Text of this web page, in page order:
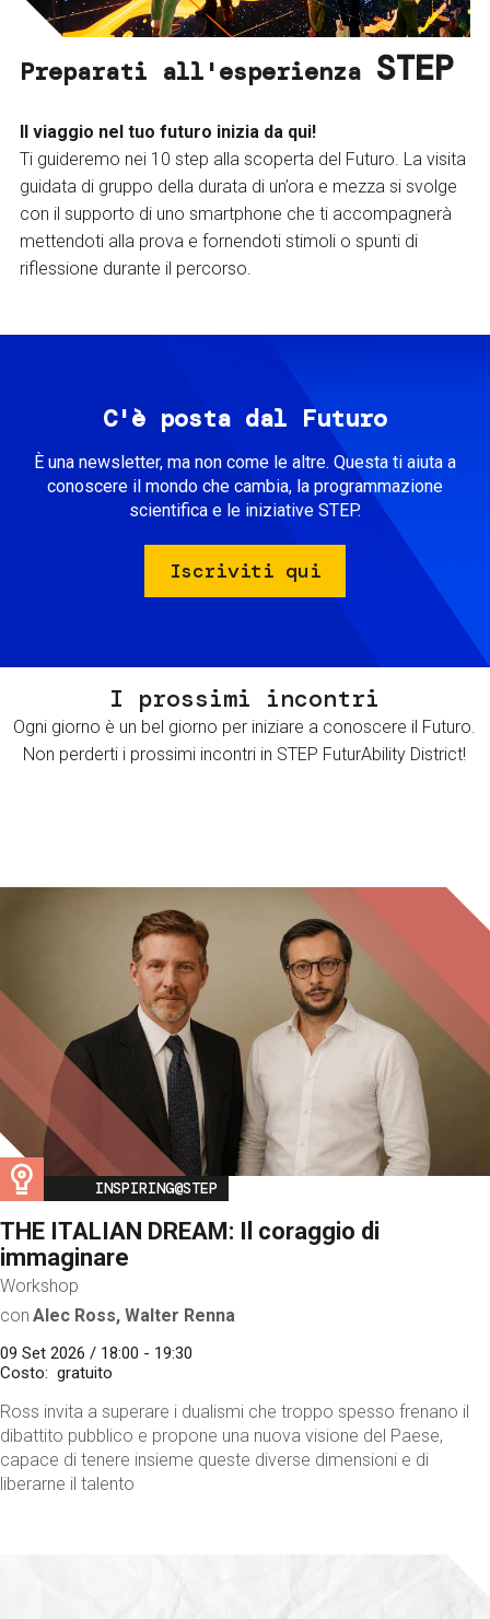
Preparati all'esperienza STEP
Il viaggio nel tuo futuro inizia da qui!
Ti guideremo nei 10 step alla scoperta del Futuro. La visita
guidata di gruppo della durata di un’ora e mezza si svolge
con il supporto di uno smartphone che ti accompagnerà
mettendoti alla prova e fornendoti stimoli o spunti di
riflessione durante il percorso.
C'è posta dal Futuro
È una newsletter, ma non come le altre. Questa ti aiuta a
conoscere il mondo che cambia, la programmazione
scientifica e le iniziative STEP.
Iscriviti qui
I prossimi incontri
Ogni giorno è un bel giorno per iniziare a conoscere il Futuro.
Non perderti i prossimi incontri in STEP FuturAbility District!
Image
INSPIRING@STEP
THE ITALIAN DREAM: Il coraggio di
immaginare
Workshop
con Alec Ross, Walter Renna
09 Set 2026 / 18:00 - 19:30
Costo
gratuito
Ross invita a superare i dualismi che troppo spesso frenano il
dibattito pubblico e propone una nuova visione del Paese,
capace di tenere insieme queste diverse dimensioni e di
liberarne il talento